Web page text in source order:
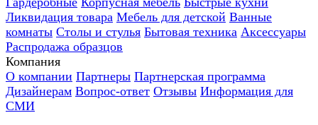
Ликвидация товара Мебель для детской Ванные
комнаты Столы и стулья Бытовая техника Аксессуары
Распродажа образцов
Компания
О компании Партнеры Партнерская программа
Дизайнерам Вопрос-ответ Отзывы Информация для
СМИ